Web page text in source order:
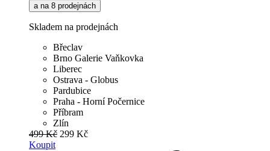
a na 8 prodejnách
Skladem na prodejnách
Břeclav
Brno Galerie Vaňkovka
Liberec
Ostrava - Globus
Pardubice
Praha - Horní Počernice
Příbram
Zlín
499 Kč 299 Kč
Koupit